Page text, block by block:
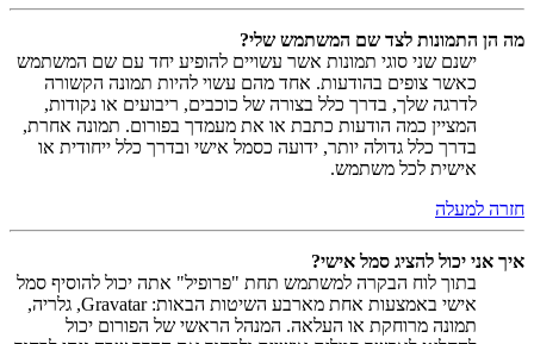
מה הן התמונות לצד שם המשתמש שלי?
ישנם שני סוגי תמונות אשר עשויים להופיע יחד עם שם המשתמש
כאשר צופים בהודעות. אחד מהם עשוי להיות תמונה הקשורה
לדרגה שלך, בדרך כלל בצורה של כוכבים, ריבועים או נקודות,
המציין כמה הודעות כתבת או את מעמדך בפורום. תמונה אחרת,
בדרך כלל גדולה יותר, ידועה כסמל אישי ובדרך כלל ייחודית או
אישית לכל משתמש.
חזרה למעלה
איך אני יכול להציג סמל אישי?
בתוך לוח הבקרה למשתמש תחת "פרופיל" אתה יכול להוסיף סמל
אישי באמצעות אחת מארבע השיטות הבאות: Gravatar, גלריה,
תמונה מרוחקת או העלאה. המנהל הראשי של הפורום יכול